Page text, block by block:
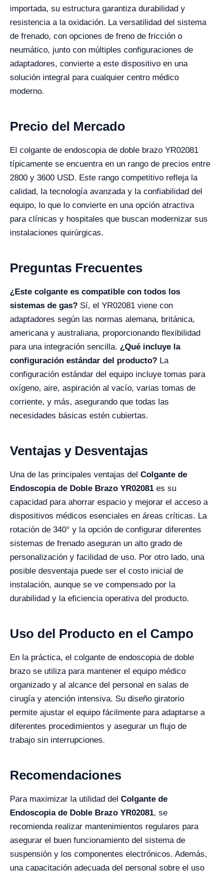
importada, su estructura garantiza durabilidad y
resistencia a la oxidación. La versatilidad del sistema
de frenado, con opciones de freno de fricción o
neumático, junto con múltiples configuraciones de
adaptadores, convierte a este dispositivo en una
solución integral para cualquier centro médico
moderno.
Precio del Mercado
El colgante de endoscopia de doble brazo YR02081
típicamente se encuentra en un rango de precios entre
2800 y 3600 USD. Este rango competitivo refleja la
calidad, la tecnología avanzada y la confiabilidad del
equipo, lo que lo convierte en una opción atractiva
para clínicas y hospitales que buscan modernizar sus
instalaciones quirúrgicas.
Preguntas Frecuentes
¿Este colgante es compatible con todos los
sistemas de gas? Sí, el YR02081 viene con
adaptadores según las normas alemana, británica,
americana y australiana, proporcionando flexibilidad
para una integración sencilla. ¿Qué incluye la
configuración estándar del producto? La
configuración estándar del equipo incluye tomas para
oxígeno, aire, aspiración al vacío, varias tomas de
corriente, y más, asegurando que todas las
necesidades básicas estén cubiertas.
Ventajas y Desventajas
Una de las principales ventajas del Colgante de
Endoscopia de Doble Brazo YR02081 es su
capacidad para ahorrar espacio y mejorar el acceso a
dispositivos médicos esenciales en áreas críticas. La
rotación de 340° y la opción de configurar diferentes
sistemas de frenado aseguran un alto grado de
personalización y facilidad de uso. Por otro lado, una
posible desventaja puede ser el costo inicial de
instalación, aunque se ve compensado por la
durabilidad y la eficiencia operativa del producto.
Uso del Producto en el Campo
En la práctica, el colgante de endoscopia de doble
brazo se utiliza para mantener el equipo médico
organizado y al alcance del personal en salas de
cirugía y atención intensiva. Su diseño giratorio
permite ajustar el equipo fácilmente para adaptarse a
diferentes procedimientos y asegurar un flujo de
trabajo sin interrupciones.
Recomendaciones
Para maximizar la utilidad del Colgante de
Endoscopia de Doble Brazo YR02081, se
recomienda realizar mantenimientos regulares para
asegurar el buen funcionamiento del sistema de
suspensión y los componentes electrónicos. Además,
una capacitación adecuada del personal sobre el uso